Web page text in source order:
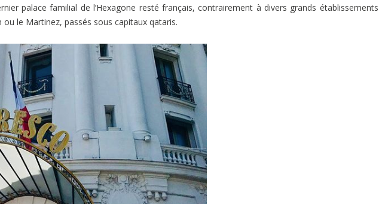
palace familial de l’Hexagone resté français, contrairement à divers grands établissements
le Martinez, passés sous capitaux qataris.